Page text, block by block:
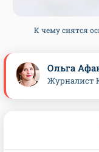
К чему снятся
Ольга
Журналист